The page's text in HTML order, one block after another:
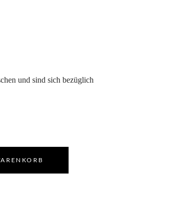
und sind sich bezüglich